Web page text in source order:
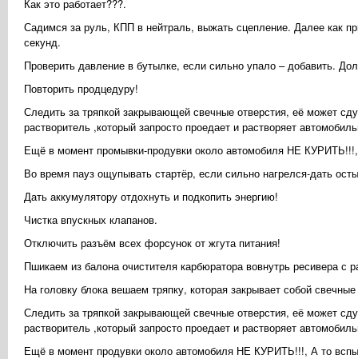
Как это работает???.
Садимся за руль, КПП в нейтраль, выжать сцепление. Далее как
секунд.
Проверить давление в бутылке, если сильно упало – добавить.
Повторить продцедуру!
Следить за тряпкой закрывающей свечные отверстия, её может
растворитель ,который запросто проедает и растворяет
Ещё в момент промывки-продувки около автомобиля НЕ
Во время пауз ощупывать стартёр, если сильно нагрелся-дать
Дать аккумулятору отдохнуть и подкопить энергию!
Чистка впускных клапанов.
Отключить разъём всех форсунок от жгута питания!
Пшикаем из балона очистителя карбюратора вовнутрь ресивера
На головку блока вешаем тряпку, которая закрывает собой
Следить за тряпкой закрывающей свечные отверстия, её может
растворитель ,который запросто проедает и растворяет
Ещё в момент продувки около автомобиля НЕ КУРИТЬ!!!, А то